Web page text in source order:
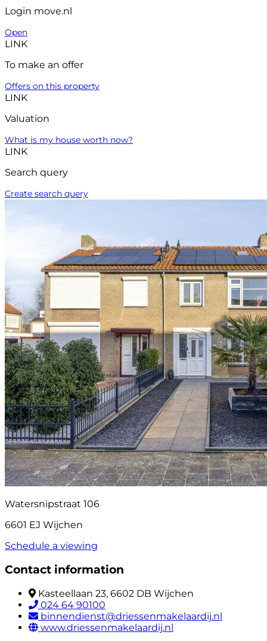
Login move.nl
Open
LINK
To make an offer
Offers on this property
LINK
Valuation
What is my house worth now?
LINK
Search query
Create search query
Watersnipstraat 106
6601 EJ Wijchen
Schedule a viewing
Contact information
Kasteellaan 23, 6602 DB Wijchen
024 64 90100
binnendienst@driessenmakelaardij.nl
www.driessenmakelaardij.nl